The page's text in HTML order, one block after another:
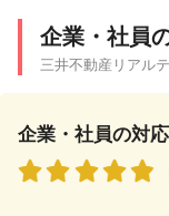
企業・社員
三井不動産リアル
企業・社員の対応